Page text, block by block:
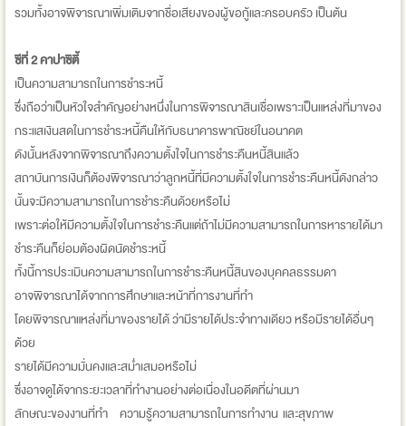
รวมทั้งอาจพิจารณาเพิ่มเติมจากชื่อเสียงของผู้ขอกู้และครอบครัว เป็นต้น
ซีที่ 2 คาปาซิตี้
เป็นความสามารถในการชำระหนี้
ซึ่งถือว่าเป็นหัวใจสำคัญอย่างหนึ่งในการพิจารณาสินเชื่อเพราะเป็นแหล่งที่มาของ
กระแสเงินสดในการชำระหนี้คืนให้กับธนาคารพาณิชย์ในอนาคต
ดังนั้นหลังจากพิจารณาถึงความตั้งใจในการชำระคืนหนี้สินแล้ว
สถาบันการเงินก็ต้องพิจารณาว่าลูกหนี้ที่มีความตั้งใจในการชำระคืนหนี้ดังกล่าว
นั้นจะมีความสามารถในการชำระคืนด้วยหรือไม่
เพราะต่อให้มีความตั้งใจในการชำระคืนแต่ถ้าไม่มีความสามารถในการหารายได้มา
ชำระคืนก็ย่อมต้องผิดนัดชำระหนี้
ทั้งนี้การประเมินความสามารถในการชำระคืนหนี้สินของบุคคลธรรมดา
อาจพิจารณาได้จากการศึกษาและหน้าที่การงานที่ทำ
โดยพิจารณาแหล่งที่มาของรายได้ ว่ามีรายได้ประจำทางเดียว หรือมีรายได้อื่นๆ
ด้วย
รายได้มีความมั่นคงและสม่ำเสมอหรือไม่
ซึ่งอาจดูได้จากระยะเวลาที่ทำงานอย่างต่อเนื่องในอดีตที่ผ่านมา
ลักษณะของงานที่ทำ ความรู้ความสามารถในการทำงาน และสุขภาพ